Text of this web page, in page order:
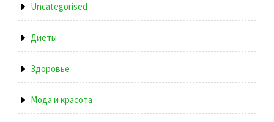
Uncategorised
Диеты
Здоровье
Мода и красота